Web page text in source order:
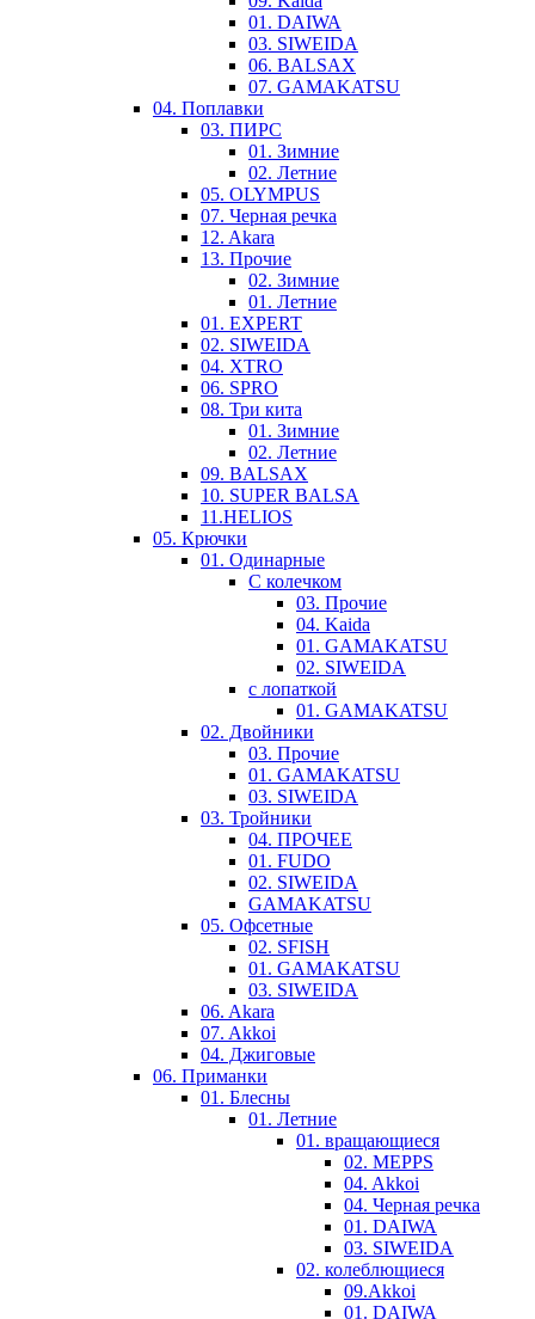
01. DAIWA
03. SIWEIDA
06. BALSAX
07. GAMAKATSU
04. Поплавки
03. ПИРС
01. Зимние
02. Летние
05. OLYMPUS
07. Черная речка
12. Akara
13. Прочие
02. Зимние
01. Летние
01. EXPERT
02. SIWEIDA
04. XTRO
06. SPRO
08. Три кита
01. Зимние
02. Летние
09. BALSAX
10. SUPER BALSA
11.HELIOS
05. Крючки
01. Одинарные
С колечком
03. Прочие
04. Kaida
01. GAMAKATSU
02. SIWEIDA
с лопаткой
01. GAMAKATSU
02. Двойники
03. Прочие
01. GAMAKATSU
03. SIWEIDA
03. Тройники
04. ПРОЧЕЕ
01. FUDO
02. SIWEIDA
GAMAKATSU
05. Офсетные
02. SFISH
01. GAMAKATSU
03. SIWEIDA
06. Akara
07. Akkoi
04. Джиговые
06. Приманки
01. Блесны
01. Летние
01. вращающиеся
02. MEPPS
04. Akkoi
04. Черная речка
01. DAIWA
03. SIWEIDA
02. колеблющиеся
09.Akkoi
01. DAIWA